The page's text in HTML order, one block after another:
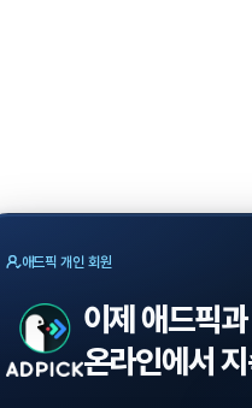
애드픽 개인 회원
이제 애드픽과
온라인에서